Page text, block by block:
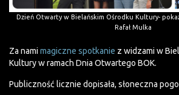
Dzień Otwarty w Bielańskim Ośrodku Kultury-
Rafał Mulka
Za nami magiczne spotkanie z widzami w
Kultury w ramach Dnia Otwartego BOK.
Publiczność licznie dopisała, słoneczna